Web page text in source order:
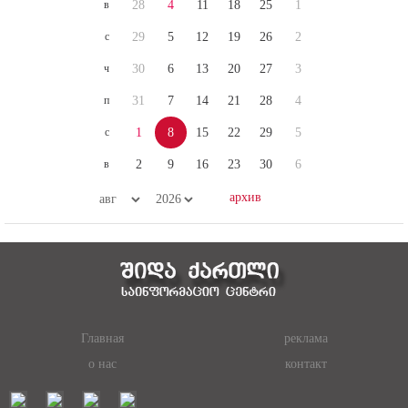
в
с
ч
п
с
в
28
29
30
31
1
2
4
5
6
7
8
9
11
12
13
14
15
16
18
19
20
21
22
23
25
26
27
28
29
30
1
2
3
4
5
6
Главная
реклама
о нас
контакт